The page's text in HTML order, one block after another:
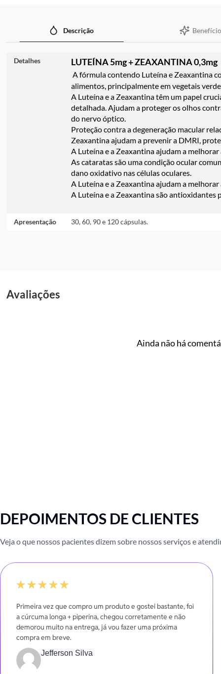
Descrição
Detalhes LUTEÍNA 5mg + ZEAXANTINA 0,3mg
A fórmula contendo Luteína e Zeaxantina
alimentos, principalmente em vegetais
A Luteína e a Zeaxantina têm um papel
detalhada. Ajudam a proteger os olhos
do nervo óptico.
Proteção contra a degeneração macular
Zeaxantina ajudam a prevenir a DMRI,
A Luteína e a Zeaxantina ajudam a
As cataratas são uma condição ocular
dano oxidativo nas células oculares.
A Luteína e a Zeaxantina ajudam a
A Luteína e a Zeaxantina são antioxidantes
Apresentação 30, 60, 90 e 120 cápsulas.
Avaliações
Ainda não há
DEPOIMENTOS DE CLIENTES
Veja o que nossos pacientes dizem sobre nossos serviços e
Primeira vez que compro um produto e gostei bastante, foi
a cúrcuma longa + piperina, chegou corretamente e não
demorou muito na entrega, já vou fazer uma próxima
compra em breve.
Jefferson Silva